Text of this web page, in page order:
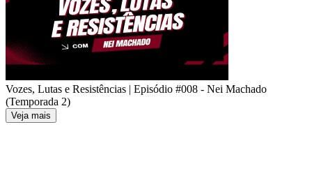
Vozes, Lutas e Resistências | Episódio #008 - Nei Machado
(Temporada 2)
Veja mais